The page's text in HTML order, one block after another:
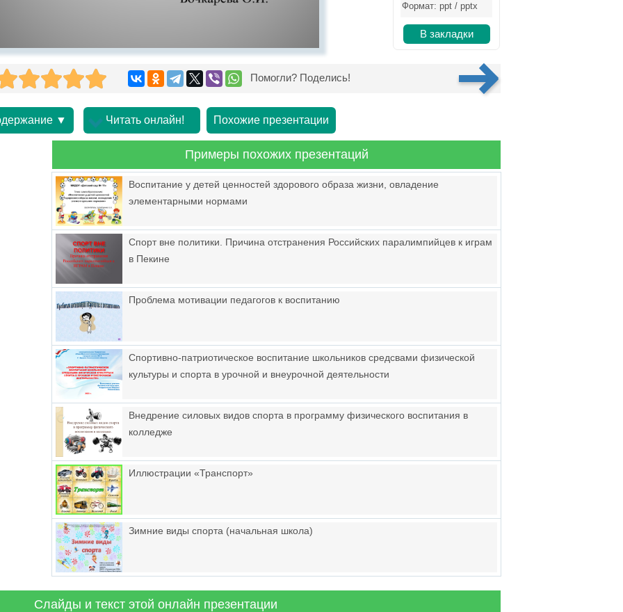
Формат: ppt / pptx
В закладки
Помогли? Поделись!
▼ Читать онлайн! Похожие презентации
Примеры похожих презентаций
Воспитание у детей ценностей здорового образа жизни, овладение
элементарными нормами
Спорт вне политики. Причина отстранения Российских паралимпийцев к играм
в Пекине
Проблема мотивации педагогов к воспитанию
Спортивно-патриотическое воспитание школьников средсвами физической
культуры и спорта в урочной и внеурочной деятельности
Внедрение силовых видов спорта в программу физического воспитания в
колледже
Иллюстрации «Транспорт»
Зимние виды спорта (начальная школа)
Слайды и текст этой онлайн презентации